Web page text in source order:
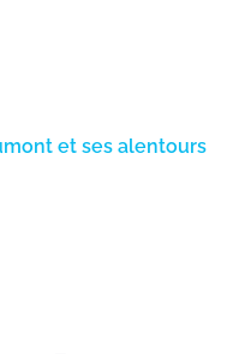
et ses alentours